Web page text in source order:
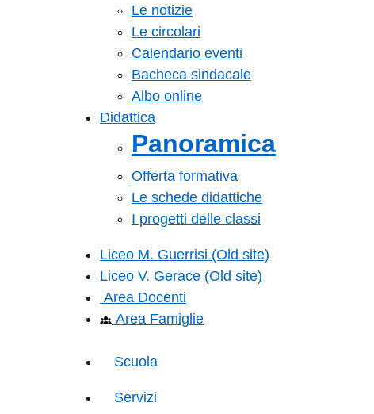
Le notizie
Le circolari
Calendario eventi
Bacheca sindacale
Albo online
Didattica
Panoramica
Offerta formativa
Le schede didattiche
I progetti delle classi
Liceo M. Guerrisi (Old site)
Liceo V. Gerace (Old site)
Area Docenti
Area Famiglie
Scuola
Servizi